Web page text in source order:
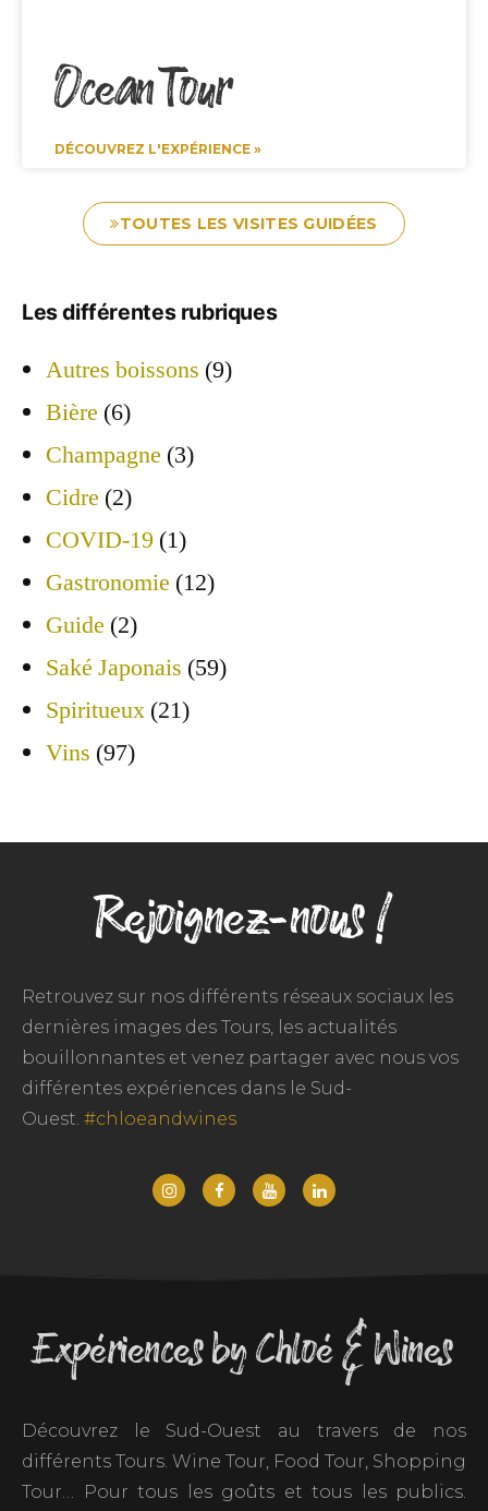
Ocean Tour
DÉCOUVREZ L'EXPÉRIENCE »
TOUTES LES VISITES GUIDÉES
Les différentes rubriques
Autres boissons (9)
Bière (6)
Champagne (3)
Cidre (2)
COVID-19 (1)
Gastronomie (12)
Guide (2)
Saké Japonais (59)
Spiritueux (21)
Vins (97)
Rejoignez-nous !
Retrouvez sur nos différents réseaux sociaux les
dernières images des Tours, les actualités
bouillonnantes et venez partager avec nous vos
différentes expériences dans le Sud-
Ouest. #chloeandwines
Expériences by Chloé & Wines
Découvrez le Sud-Ouest au travers de nos
différents Tours. Wine Tour, Food Tour, Shopping
Tour… Pour tous les goûts et tous les publics.